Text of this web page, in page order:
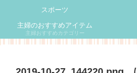
スポーツ
主婦のおすすめアイテム
主婦おすすめカテゴリー